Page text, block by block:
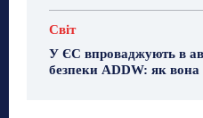
Світ
У ЄС впроваджують в
безпеки ADDW: як